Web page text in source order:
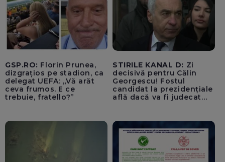
GSP.RO: Florin Prunea,
dizgrațios pe stadion, ca
delegat UEFA: „Vă arăt
ceva frumos. E ce
trebuie, fratello?”
STIRILE KANAL D: Zi
decisivă pentru Călin
Georgescu! Fostul
candidat la prezidențiale
află dacă va fi judecat